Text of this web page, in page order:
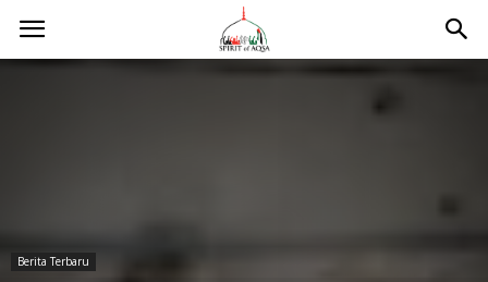
Berita Terbaru